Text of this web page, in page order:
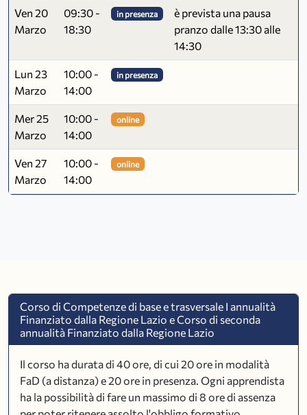
Ven 20
Marzo
09:30 -
18:30
in presenza
è prevista una pausa
pranzo dalle 13:30 alle
14:30
Lun 23
Marzo
10:00 -
14:00
in presenza
Mer 25
Marzo
10:00 -
14:00
online
Ven 27
Marzo
10:00 -
14:00
online
Corso di Competenze di base e trasversale I annualità
Finanziato dalla Regione Lazio e Corso di seconda
annualità Finanziato dalla Regione Lazio
Il corso ha durata di 40 ore, di cui 20 ore in modalità
FaD (a distanza) e 20 ore in presenza. Ogni apprendista
ha la possibilità di fare un massimo di 8 ore di assenza